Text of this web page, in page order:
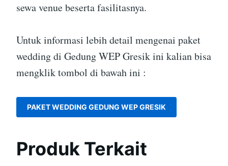
sewa venue beserta fasilitasnya.
Untuk informasi lebih detail mengenai paket
wedding di Gedung WEP Gresik ini kalian bisa
mengklik tombol di bawah ini :
PAKET WEDDING GEDUNG WEP GRESIK
Produk Terkait